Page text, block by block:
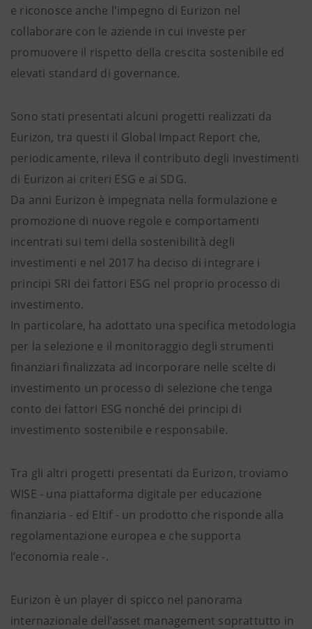
e riconosce anche l'impegno di Eurizon nel
collaborare con le aziende in cui investe per
promuovere il rispetto della crescita sostenibile ed
elevati standard di governance.
Sono stati presentati alcuni progetti realizzati da
Eurizon, tra questi il Global Impact Report che,
periodicamente, rileva il contributo degli investimenti
di Eurizon ai criteri ESG e ai SDG.
Da anni Eurizon è impegnata nella formulazione e
promozione di nuove regole e comportamenti
incentrati sui temi della sostenibilità degli
investimenti e nel 2017 ha deciso di integrare i
principi SRI dei fattori ESG nel proprio processo di
investimento.
In particolare, ha adottato una specifica metodologia
per la selezione e il monitoraggio degli strumenti
finanziari finalizzata ad incorporare nelle scelte di
investimento un processo di selezione che tenga
conto dei fattori ESG nonché dei principi di
investimento sostenibile e responsabile.
Tra gli altri progetti presentati da Eurizon, troviamo
WISE - una piattaforma digitale per educazione
finanziaria - ed Eltif - un prodotto che risponde alla
regolamentazione europea e che supporta
l’economia reale -.
Eurizon è un player di spicco nel panorama
internazionale dell’asset management soprattutto in